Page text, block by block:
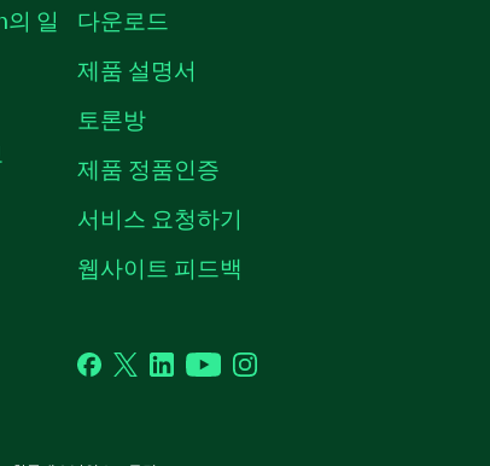
일
다운로드
제품 설명서
토론방
제품 정품인증
서비스 요청하기
웹사이트 피드백
Facebook
TwitterLinkedInYouTubeInstagram